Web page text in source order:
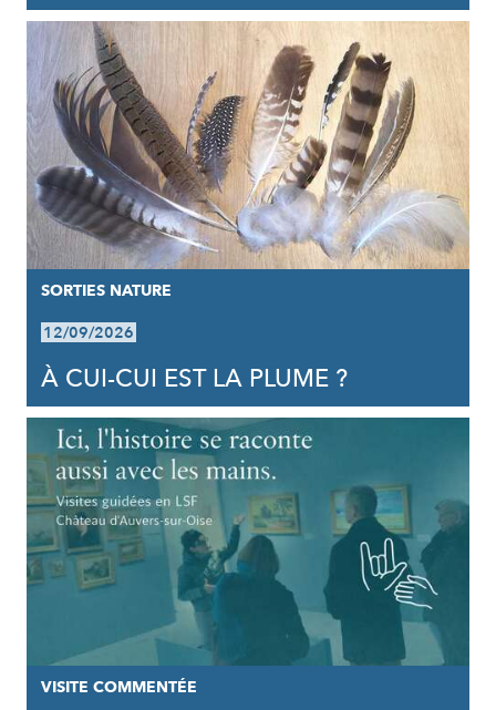
SORTIES NATURE
12/09/2026
À CUI-CUI EST LA PLUME ?
VISITE COMMENTÉE